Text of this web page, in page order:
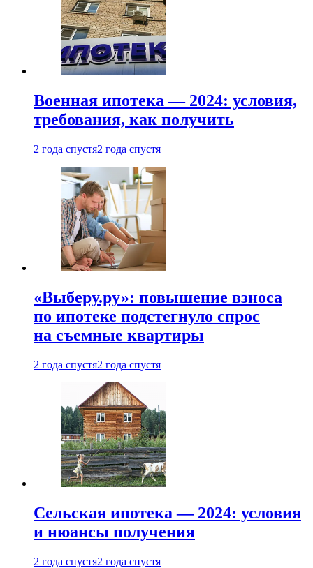
Военная ипотека — 2024: условия,
требования, как получить
2 года спустя2 года спустя
«Выберу.ру»: повышение взноса
по ипотеке подстегнуло спрос
на съемные квартиры
2 года спустя2 года спустя
Сельская ипотека — 2024: условия
и нюансы получения
2 года спустя2 года спустя